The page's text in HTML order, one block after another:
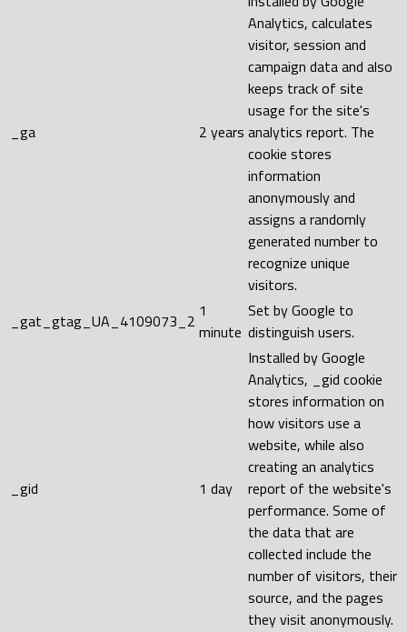
_ga 2 years
Analytics, calculates
visitor, session and
campaign data and also
keeps track of site
usage for the site's
analytics report. The
cookie stores
information
anonymously and
assigns a randomly
generated number to
recognize unique
visitors.
_gat_gtag_UA_4109073_2 1
minute
Set by Google to
distinguish users.
_gid 1 day
Installed by Google
Analytics, _gid cookie
stores information on
how visitors use a
website, while also
creating an analytics
report of the website's
performance. Some of
the data that are
collected include the
number of visitors, their
source, and the pages
they visit anonymously.